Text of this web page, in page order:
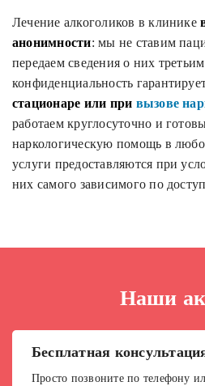
Лечение алкоголиков в клинике
анонимности: мы не ставим
передаем сведения о них
конфиденциальность
стационаре или при вызове
работаем круглосуточно и
наркологическую помощь в
услуги предоставляются при
них самого зависимого по
Наши
Бесплатная
Просто позвоните по телефону